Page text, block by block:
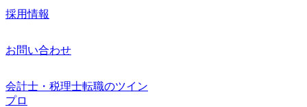
採用情報
お問い合わせ
会計士・税理士転職のツイン
プロ